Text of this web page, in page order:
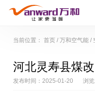
当前位置： 首页/ 万和空气能/
河北灵寿县煤
发布时间：2025-01-20 浏